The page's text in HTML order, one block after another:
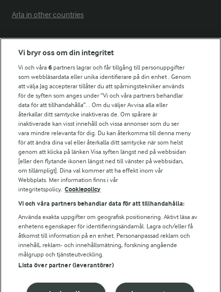
Arla in other countries
Fler Arlasajter
För ägare
Arlas kundportal
Arla.com
Falbygdens Ost
Arla webbshop
Bildbank
Följ oss
© 2026 Arla Foods
Vi bryr oss om din integritet
Vi och våra6 partners lagrar och får tillgång till personuppgifter
som webbläsardata eller unika identifierare på din enhet . Genom
att välja Jag accepterar tillåter du att spårningstekniker används
för de syften som anges under ”Vi och våra partners behandlar
data för att tillhandahålla”. . Om du väljer Avvisa alla eller
återkallar ditt samtycke inaktiveras de. Om spårare är
inaktiverade kan visst innehåll och vissa annonser som du ser
vara mindre relevanta för dig. Du kan återkomma till denna meny
för att ändra dina val eller återkalla ditt samtycke när som helst
genom att klicka på länken Visa syften längst ned på webbsidan
[eller den flytande ikonen längst ned till vänster på webbsidan,
om tillämpligt]. Dina val kommer att ha effekt inom vår
Webbplats. Mer information finns i vår
integritetspolicy. Cookiepolicy
Vi och våra partners behandlar data för att tillhandahålla:
Använda exakta uppgifter om geografisk positionering. Aktivt läsa av
enhetens egenskaper för identifieringsändamål. Lagra och/eller få
åtkomst till information på en enhet. Personanpassad reklam och
innehåll, reklam- och innehållsmätning, forskning angående
målgrupp och tjänsteutveckling.
Lista över partner (leverantörer)